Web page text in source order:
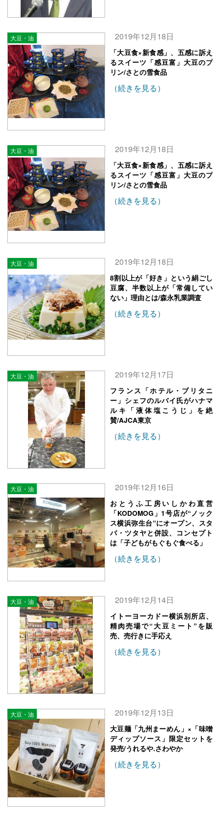
大豆・油 2019年12月18日
「大豆食×新食感」、五感に訴え
るスイーツ「感豆富」大豆のプ
リン/さとの雪食品
（続きを見る）
大豆・油 2019年12月18日
「大豆食×新食感」、五感に訴え
るスイーツ「感豆富」大豆のプ
リン/さとの雪食品
（続きを見る）
大豆・油 2019年12月18日
8割以上が「好き」という絹ごし
豆腐、半数以上が「常備してい
ない」理由とは/森永乳業調査
（続きを見る）
大豆・油 2019年12月17日
フランス「ホテル・ブリタニ
ー」シェフのルバイ氏がハナマ
ルキ「液体塩こうじ」を絶
賛/AJCA東京
（続きを見る）
大豆・油 2019年12月16日
おとうふ工房いしかわ直営
「KODOMOG」1号店が“ノック
ス横浜弥生台”にオープン、スタ
バ・ツタヤと併設、コンセプト
は「子どもがもぐもぐ食べる」
（続きを見る）
大豆・油 2019年12月14日
イトーヨーカドー横浜別所店、
精肉売場で“大豆ミート”を販
売、売行きに手応え
（続きを見る）
大豆・油 2019年12月13日
大豆麺「九州まーめん」×「味噌
ディップソース」限定セットを
発売/うれるや.さわやか
（続きを見る）